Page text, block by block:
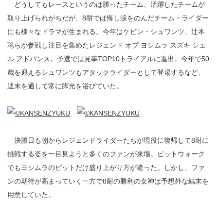
どうしてもレースというのは勝ったチーム、活躍したチームが
取り上げられがちだが、8耐では悔し涙をのんだチーム・ライダー
にも様々なドラマが生まれる。今年はケビン・シュワンツ、辻本
聡らが参戦し注目を集めたレジェンド オブ ヨシムラ スズキ シェ
ル アドバンス。予選では見事TOP10トライアルに進出。今年で50
歳を迎えるシュワンツもアタックライダーとして登場するなど、
週末を通して常に脚光を浴びていた。
決勝日も朝からレジェンドライダーたちが現役に復帰して8耐に
挑戦する姿を一目見ようと多くのファンが来場。ピットウォーク
でもヨシムラのピットだけ盛り上がり方が違った。しかし、ファ
ンの期待が高まっていく一方で8耐の勝利の女神は予想外な結末を
用意していた。